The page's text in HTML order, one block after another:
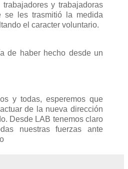
y trabajadoras
se les trasmitió la medida
el caracter voluntario.
de haber hecho desde un
y todas, esperemos que
de la nueva dirección
Desde LAB tenemos claro
nuestras fuerzas ante